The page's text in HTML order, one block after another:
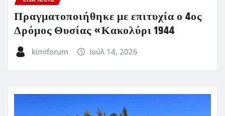
Πραγματοποιήθηκε με επιτυχία ο 4ος
Δρόμος Θυσίας «Κακολύρι 1944
kimiforum Ιούλ 14, 2026